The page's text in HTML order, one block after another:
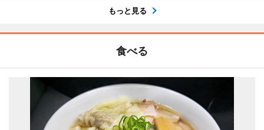
もっと見る
食べる